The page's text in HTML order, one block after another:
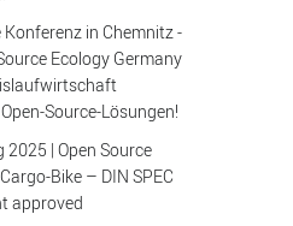
in Chemnitz -
Ecology Germany
Source-Lösungen!
| Open Source
Bike – DIN SPEC
approved